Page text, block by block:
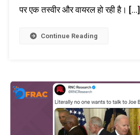
पर एक तस्वीर और वायरल हो रही है। […]
Continue Reading